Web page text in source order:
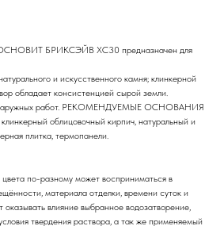
ОСНОВИТ БРИКСЭЙВ ХС30 предназначен для
и искусственного камня; клинкерной
обладает консистенцией сырой земли.
наружных работ. РЕКОМЕНДУЕМЫЕ ОСНОВАНИЯ
облицовочный кирпич, натуральный и
плитка, термопанели.
по-разному может восприниматься в
материала отделки, времени суток и
оказывать влияние выбранное водозатворение,
твердения раствора, а так же применяемый